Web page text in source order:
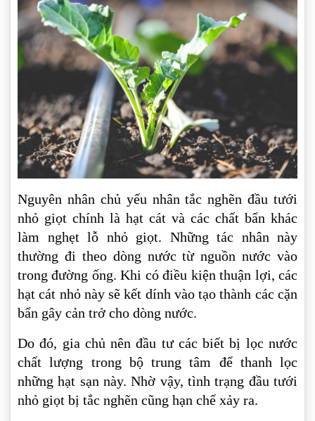
Nguyên nhân chủ yếu nhân tắc nghẽn đầu tưới
nhỏ giọt chính là hạt cát và các chất bẩn khác
làm nghẹt lỗ nhỏ giọt. Những tác nhân này
thường đi theo dòng nước từ nguồn nước vào
trong đường ống. Khi có điều kiện thuận lợi, các
hạt cát nhỏ này sẽ kết dính vào tạo thành các cặn
bẩn gây cản trở cho dòng nước.
Do đó, gia chủ nên đầu tư các biết bị lọc nước
chất lượng trong bộ trung tâm để thanh lọc
những hạt sạn này. Nhờ vậy, tình trạng đầu tưới
nhỏ giọt bị tắc nghẽn cũng hạn chế xảy ra.